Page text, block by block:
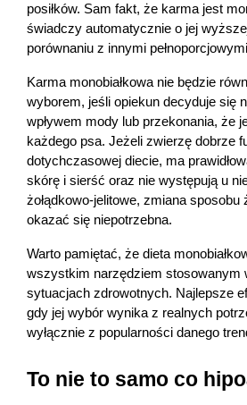
posiłków. Sam fakt, że karma jest
świadczy automatycznie o jej
porównaniu z innymi
Karma monobiałkowa nie będzie
wyborem, jeśli opiekun decyduje się
wpływem mody lub przekonania, że
każdego psa. Jeżeli zwierzę dobrze
dotychczasowej diecie, ma
skórę i sierść oraz nie występują u
żołądkowo-jelitowe, zmiana sposobu
okazać się niepotrzebna.
Warto pamiętać, że dieta
wszystkim narzędziem stosowanym
sytuacjach zdrowotnych. Najlepsze
gdy jej wybór wynika z realnych
wyłącznie z popularności danego
To nie to samo co